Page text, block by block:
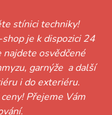
stínici techniky!
je k dispozici 24
osvědčené
garnýže a další
i do exteriéru.
Přejeme Vám